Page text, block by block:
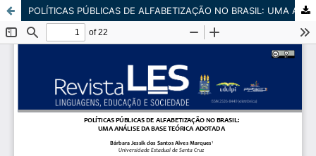
POLÍTICAS PÚBLICAS DE ALFABETIZAÇÃO NO BRASIL: UMA ANÁLISE DA BASE TEÓRICA ADOTADA